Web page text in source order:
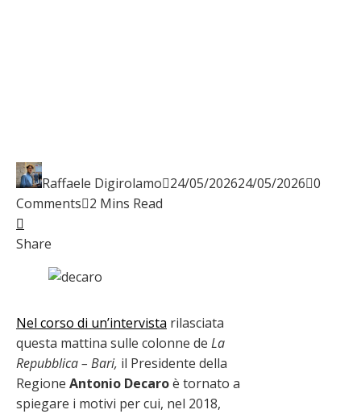
Raffaele Digirolamo 24/05/202624/05/2026 0
Comments 2 Mins Read
Facebook
Twitter
LinkedIn
Pinterest
Share
Nel corso di un’intervista rilasciata
questa mattina sulle colonne de La
Repubblica – Bari, il Presidente della
Regione Antonio Decaroè tornato a
spiegare i motivi per cui, nel 2018,